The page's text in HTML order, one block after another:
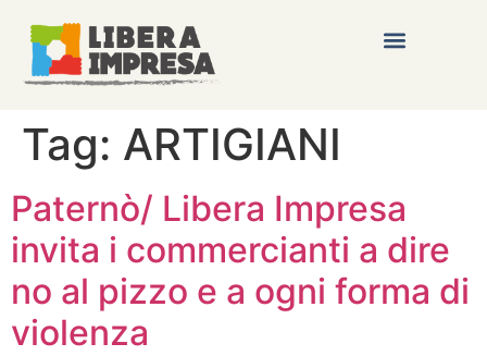
Tag: ARTIGIANI
Paternò/ Libera Impresa
invita i commercianti a dire
no al pizzo e a ogni forma di
violenza